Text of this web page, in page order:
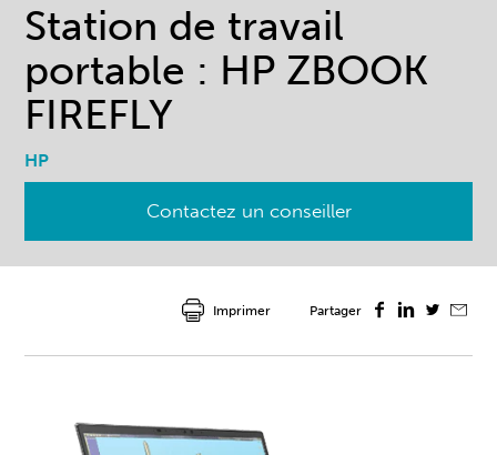
Station de travail
portable : HP ZBOOK
FIREFLY
HP
Contactez un conseiller
Partager
Imprimer